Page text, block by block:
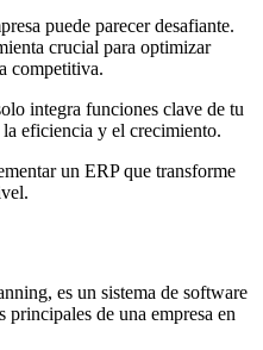
puede parecer desafiante.
crucial para optimizar
competitiva.
integra funciones clave de tu
eficiencia y el crecimiento.
un ERP que transforme
es un sistema de software
principales de una empresa en